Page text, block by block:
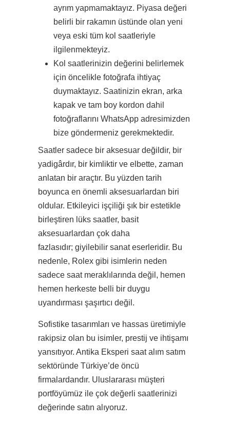
ayrım yapmamaktayız. Piyasa değeri
belirli bir rakamın üstünde olan yeni
veya eski tüm kol saatleriyle
ilgilenmekteyiz.
Kol saatlerinizin değerini belirlemek
için öncelikle fotoğrafa ihtiyaç
duymaktayız. Saatinizin ekran, arka
kapak ve tam boy kordon dahil
fotoğraflarını WhatsApp adresimizden
bize göndermeniz gerekmektedir.
Saatler sadece bir aksesuar değildir, bir
yadigârdır, bir kimliktir ve elbette, zaman
anlatan bir araçtır. Bu yüzden tarih
boyunca en önemli aksesuarlardan biri
oldular. Etkileyici işçiliği şık bir estetikle
birleştiren lüks saatler, basit
aksesuarlardan çok daha
fazlasıdır; giyilebilir sanat eserleridir. Bu
nedenle, Rolex gibi isimlerin neden
sadece saat meraklılarında değil, hemen
hemen herkeste belli bir duygu
uyandırması şaşırtıcı değil.
Sofistike tasarımları ve hassas üretimiyle
rakipsiz olan bu isimler, prestij ve ihtişamı
yansıtıyor. Antika Eksperi saat alım satım
sektöründe Türkiye’de öncü
firmalardandır. Uluslararası müşteri
portföyümüz ile çok değerli saatlerinizi
değerinde satın alıyoruz.